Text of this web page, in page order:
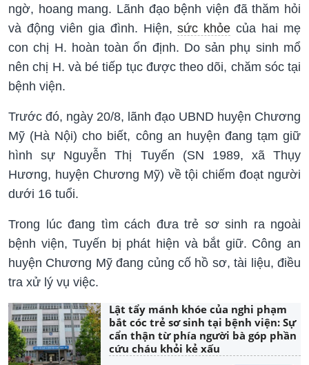
ngờ, hoang mang. Lãnh đạo bệnh viện đã thăm hỏi
và động viên gia đình. Hiện,sức khỏe của hai mẹ
con chị H. hoàn toàn ổn định. Do sản phụ sinh mổ
nên chị H. và bé tiếp tục được theo dõi, chăm sóc tại
bệnh viện.
Trước đó, ngày 20/8, lãnh đạo UBND huyện Chương
Mỹ (Hà Nội) cho biết, công an huyện đang tạm giữ
hình sự Nguyễn Thị Tuyến (SN 1989, xã Thụy
Hương, huyện Chương Mỹ) về tội chiếm đoạt người
dưới 16 tuổi.
Trong lúc đang tìm cách đưa trẻ sơ sinh ra ngoài
bệnh viện, Tuyến bị phát hiện và bắt giữ. Công an
huyện Chương Mỹ đang củng cố hồ sơ, tài liệu, điều
tra xử lý vụ việc.
Lật tẩy mánh khóe của nghi phạm
bắt cóc trẻ sơ sinh tại bệnh viện: Sự
cẩn thận từ phía người bà góp phần
cứu cháu khỏi kẻ xấu